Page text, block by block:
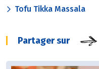
Tofu Tikka Massala
Partager sur